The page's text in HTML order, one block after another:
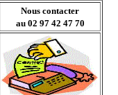
Nous contacter
au 02 97 42 47 70